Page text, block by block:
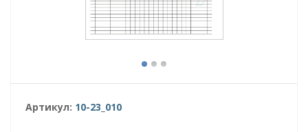
Артикул: 10-23_010